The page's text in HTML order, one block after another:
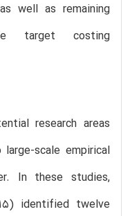
well as remaining
target costing
research areas
scale empirical
In these studies,
identified twelve